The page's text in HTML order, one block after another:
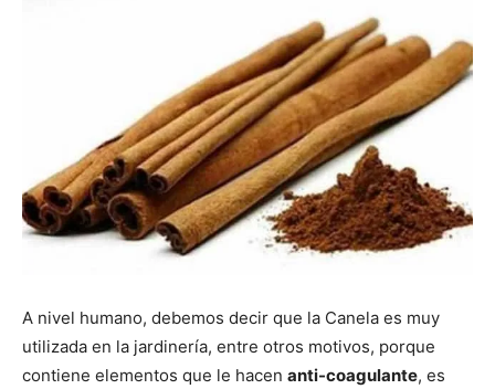
A nivel humano, debemos decir que la Canela es muy
utilizada en la jardinería, entre otros motivos, porque
contiene elementos que le hacen anti-coagulante, es